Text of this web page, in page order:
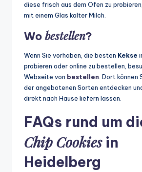
diese frisch aus dem Ofen zu
mit einem Glas kalter Milch.
Wobestellen?
Wenn Sie vorhaben, die besten Kekse
probieren oder online zu bestellen,
Webseite von bestellen. Dort können
der angebotenen Sorten entdecken
direkt nach Hause liefern lassen.
FAQs rund um
Chip Cookiesin
Heidelberg